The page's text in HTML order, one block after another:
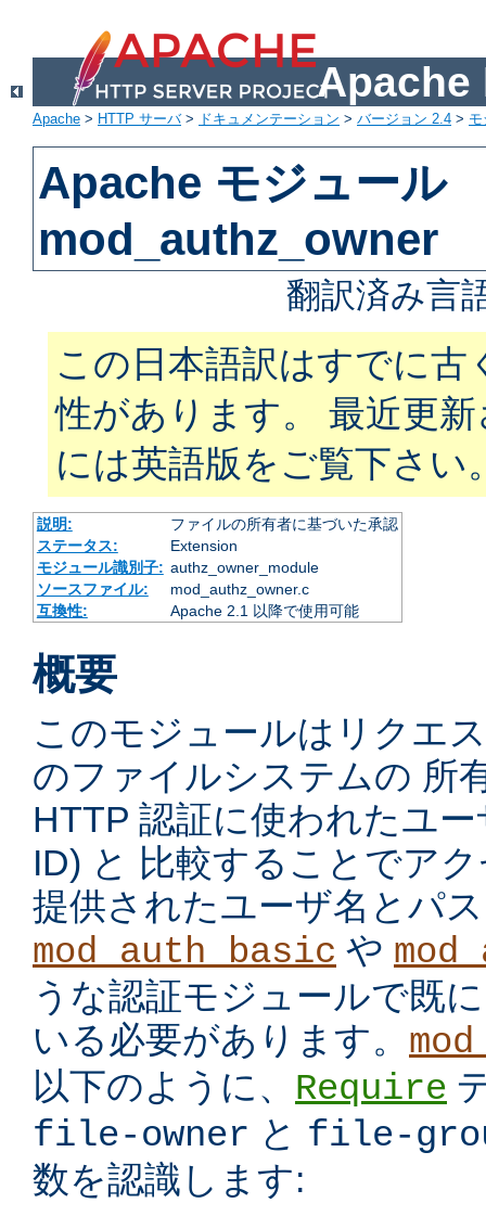
Apache
Apache > HTTP サーバ> ドキュメンテーション > バージョン 2.4 >
Apache モジュール
mod_authz_owner
翻訳済み言
この日本語訳はすでに古
性があります。 最近更
には英語版をご覧下さい
説明:
ファイルの所有者に基づいた承認
ステータス:
Extension
モジュール識別子: authz_owner_module
ソースファイル:
mod_authz_owner.c
互換性:
Apache 2.1 以降で使用可能
概要
このモジュールはリクエ
のファイルシステムの 所
HTTP 認証に使われたユ
ID) と 比較することでア
提供されたユーザ名とパ
mod_auth_basic や
うな認証モジュールで既
いる必要があります。
以下のように、 Require
file-owner と file-
数を認識します: